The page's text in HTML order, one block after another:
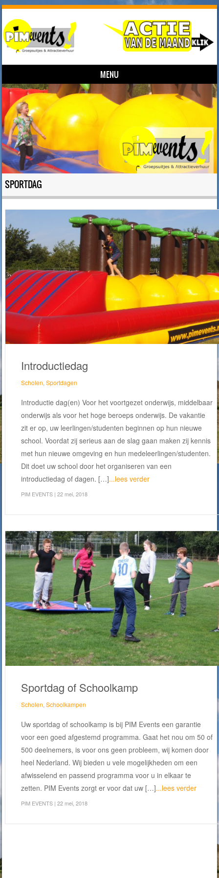
MENU
Skip to content
SPORTDAG
Introductiedag
Scholen ,Sportdagen
Introductie dag(en) Voor het voortgezet onderwijs, middelbaar
onderwijs als voor het hoge beroeps onderwijs. De vakantie
zit er op, uw leerlingen/studenten beginnen op hun nieuwe
school. Voordat zij serieus aan de slag gaan maken zij kennis
met hun nieuwe omgeving en hun medeleerlingen/studenten.
Dit doet uw school door het organiseren van een
introductiedag of dagen. […]...lees verder
PIM EVENTS | 22 mei, 2018
Sportdag of Schoolkamp
Scholen ,Schoolkampen
Uw sportdag of schoolkamp is bij PIM Events een garantie
voor een goed afgestemd programma. Gaat het nou om 50 of
500 deelnemers, is voor ons geen probleem, wij komen door
heel Nederland. Wij bieden u vele mogelijkheden om een
afwisselend en passend programma voor u in elkaar te
zetten. PIM Events zorgt er voor dat uw […]...lees verder
PIM EVENTS | 22 mei, 2018